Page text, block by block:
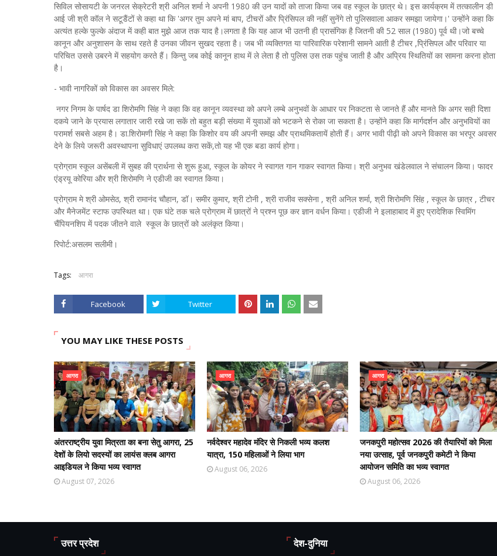
सिविल सोसायटी के जनरल सेक्रेटरी श्री अनिल शर्मा ने अपनी 1980 की उन यादों को ताजा किया जब वह स्‍कूल के छात्र थे। इस कार्यक्रम में तत्कालीन डी
आई जी श्री कॉल ने सटूडैंटों से कहा था कि 'अगर तुम अपने मां बाप, टीचरों और प्रिंसिपल की नहीं सुनेंगे तो पुलिसवाला आकर समझा जायेगा।' उन्होंने कहा कि
अत्‍यंत हल्‍के फुल्‍के अंदाज में कही बात मुझे आज तक याद है।लगता है कि यह आज भी उतनी ही प्रासंगिक है जितनी की 52 साल (1980) पूर्व थी।जो बच्चे
कानून और अनुशासन के साथ रहते है उनका जीवन सुखद रहता है। जब भी व्यक्तिगत या पारिवारिक परेशानी सामने आती है टीचर ,प्रिंसिपल और परिवार या
परिचित उससे उबरने में सहयोग करते हैं। किन्तु जब कोई कानून हाथ में ले लेता है तो पुलिस उस तक पहुंच जाती है और अप्रिय स्थितियों का सामना करना होता
है।
- भावी नागरिकों को विकास का अवसर मिले:
नगर निगम के पार्षद डा शिरोमणि सिंह ने कहा कि वह कानून व्यवस्था को अपने लम्बे अनुभवों के आधार पर निकटता से जानते हैं और मानते कि अगर सही दिशा
दकये जाने के प्रयास लगातार जारी रखे जा सकें तो बहुत बड़ी संख्या में युवाओं को भटकने से रोका जा सकता है। उन्होंने कहा कि मार्गदर्शन और अनुभवियों का
परामर्श सबसे अहम है। डा.शिरोमणी सिंह ने कहा कि किशोर वय की अपनी समझ और प्राथमिकतायें होती हैं। अगर भावी पीढ़ी को अपने विकास का भरपूर अवसर
देने के लिये जरूरी अवस्थापना सुविधाएं उपलब्ध करा सकें,तो यह भी एक बडा कार्य होगा।
प्रोग्राम स्कूल असेंबली में सुबह की प्रार्थना से शुरू हुआ, स्कूल के कोयर ने स्वागत गान गाकर स्वागत किया। श्री अनुभव खंडेलवाल ने संचालन किया। फादर
एंड्रयू कोरिया और श्री शिरोमणि ने एडीजी का स्वागत किया।
प्रोग्राम मे श्री ओमसेठ, श्री रामानंद चौहान, डॉ। समीर कुमार, श्री टोनी , श्री राजीव सक्सेना , श्री अनिल शर्मा, श्री शिरोमणि सिंह , स्कूल के छात्र , टीचर
और मैनेजमेंट स्टाफ उपस्थित था। एक घंटे तक चले प्रोग्राम में छात्रों ने प्रश्न पूछ कर ज्ञान वर्धन किया। एडीजी ने इलाहाबाद में हुए प्रादेशिक स्विमिंग
चैंपियनशिप में पदक जीतने वाले स्कूल के छात्रों को अलंकृत किया।
रिपोर्ट:असलम सलीमी।
Tags: आगरा
Facebook Twitter
YOU MAY LIKE THESE POSTS
आगरा
अंतरराष्ट्रीय युवा मित्रता का बना सेतु आगरा, 25
देशों के लियो सदस्यों का लायंस क्लब आगरा
आइडियल ने किया भव्य स्वागत
August 07, 2026
आगरा
नर्वदेश्वर महादेव मंदिर से निकली भव्य कलश
यात्रा, 150 महिलाओं ने लिया भाग
August 06, 2026
आगरा
जनकपुरी महोत्सव 2026 की तैयारियों को मिला
नया उत्साह, पूर्व जनकपुरी कमेटी ने किया
आयोजन समिति का भव्य स्वागत
August 06, 2026
उत्तर प्रदेश देश-दुनिया